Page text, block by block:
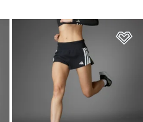
Ajouter à la Liste de produits